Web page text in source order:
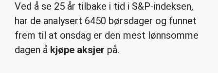
Ved å se 25 år tilbake i tid i S&P-indeksen,
har de analysert 6450 børsdager og funnet
frem til at onsdag er den mest lønnsomme
dagen å kjøpe aksjer på.